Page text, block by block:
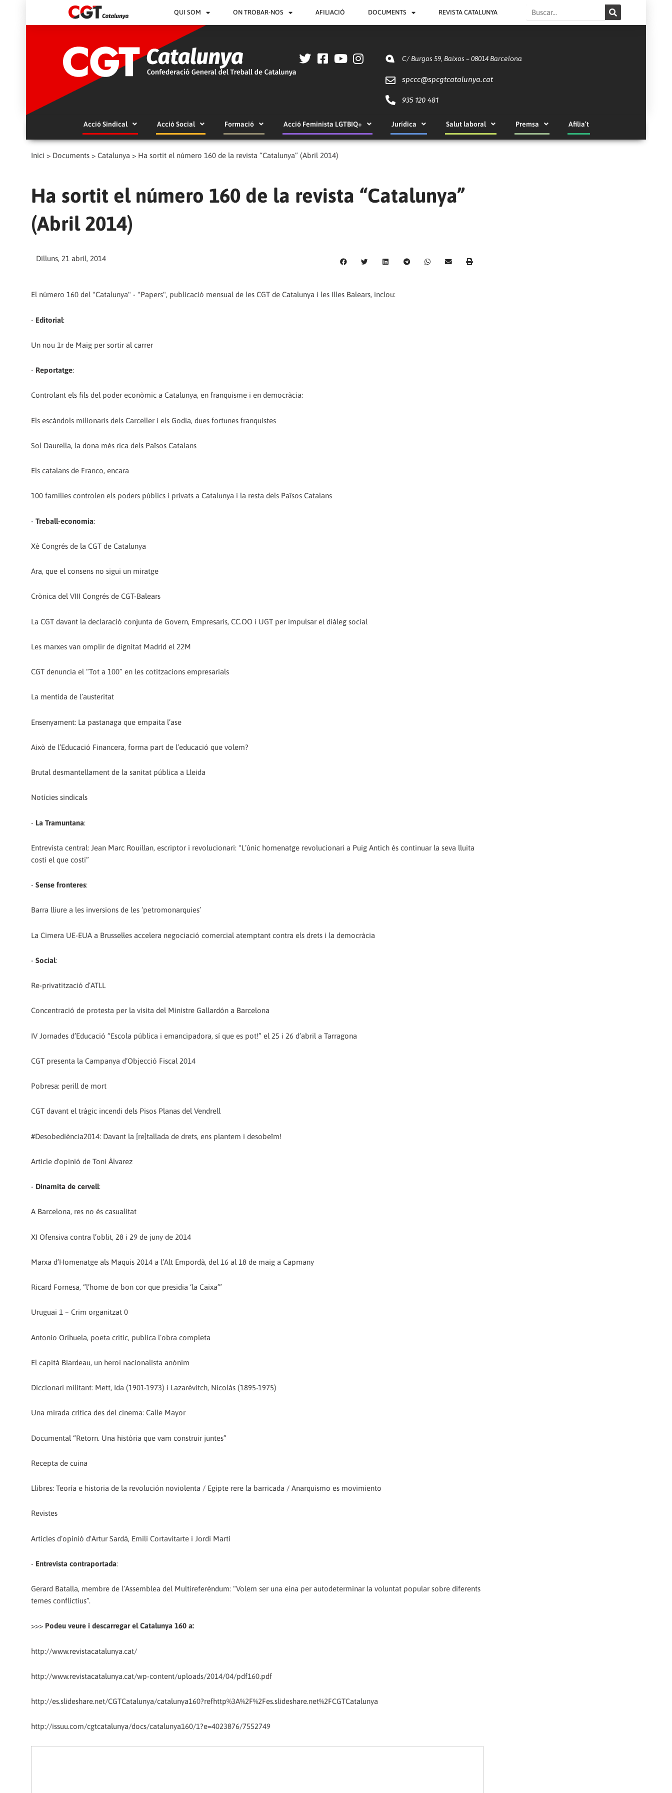
QUI SOM ON TROBAR-NOS AFILIACIÓ DOCUMENTS REVISTA CATALUNYA Search
C/ Burgos 59, Baixos – 08014 Barcelona
spccc@spcgtcatalunya.cat
935 120 481
Acció Sindical Acció Social Formació Acció Feminista LGTBIQ+ Jurídica Salut laboral Premsa Afilia’t
Inici > Documents > Catalunya > Ha sortit el número 160 de la revista “Catalunya” (Abril 2014)
Ha sortit el número 160 de la revista “Catalunya”
(Abril 2014)
Dilluns, 21 abril, 2014
El número 160 del "Catalunya" - "Papers", publicació mensual de les CGT de Catalunya i les Illes Balears, inclou:
- Editorial:
Un nou 1r de Maig per sortir al carrer
- Reportatge:
Controlant els fils del poder econòmic a Catalunya, en franquisme i en democràcia:
Els escàndols milionaris dels Carceller i els Godia, dues fortunes franquistes
Sol Daurella, la dona més rica dels Països Catalans
Els catalans de Franco, encara
100 famílies controlen els poders públics i privats a Catalunya i la resta dels Països Catalans
- Treball-economia:
Xè Congrés de la CGT de Catalunya
Ara, que el consens no sigui un miratge
Crònica del VIII Congrés de CGT-Balears
La CGT davant la declaració conjunta de Govern, Empresaris, CC.OO i UGT per impulsar el diàleg social
Les marxes van omplir de dignitat Madrid el 22M
CGT denuncia el “Tot a 100” en les cotitzacions empresarials
La mentida de l’austeritat
Ensenyament: La pastanaga que empaita l’ase
Això de l’Educació Financera, forma part de l’educació que volem?
Brutal desmantellament de la sanitat pública a Lleida
Notícies sindicals
- La Tramuntana:
Entrevista central: Jean Marc Rouillan, escriptor i revolucionari: "L’únic homenatge revolucionari a Puig Antich és continuar la seva lluita
costi el que costi”
- Sense fronteres:
Barra lliure a les inversions de les ‘petromonarquies’
La Cimera UE-EUA a Brussel·les accelera negociació comercial atemptant contra els drets i la democràcia
- Social:
Re-privatització d’ATLL
Concentració de protesta per la visita del Ministre Gallardón a Barcelona
IV Jornades d’Educació “Escola pública i emancipadora, sí que es pot!” el 25 i 26 d’abril a Tarragona
CGT presenta la Campanya d’Objecció Fiscal 2014
Pobresa: perill de mort
CGT davant el tràgic incendi dels Pisos Planas del Vendrell
#Desobediència2014: Davant la [re]tallada de drets, ens plantem i desobeïm!
Article d'opinió de Toni Àlvarez
- Dinamita de cervell:
A Barcelona, res no és casualitat
XI Ofensiva contra l’oblit, 28 i 29 de juny de 2014
Marxa d’Homenatge als Maquis 2014 a l’Alt Empordà, del 16 al 18 de maig a Capmany
Ricard Fornesa, “l’home de bon cor que presidia ‘la Caixa’”
Uruguai 1 – Crim organitzat 0
Antonio Orihuela, poeta crític, publica l’obra completa
El capità Biardeau, un heroi nacionalista anònim
Diccionari militant: Mett, Ida (1901-1973) i Lazarévitch, Nicolás (1895-1975)
Una mirada crítica des del cinema: Calle Mayor
Documental “Retorn. Una història que vam construir juntes”
Recepta de cuina
Llibres: Teoría e historia de la revolución noviolenta / Egipte rere la barricada / Anarquismo es movimiento
Revistes
Articles d’opinió d'Artur Sardà, Emili Cortavitarte i Jordi Martí
- Entrevista contraportada:
Gerard Batalla, membre de l’Assemblea del Multireferèndum: “Volem ser una eina per autodeterminar la voluntat popular sobre diferents
temes conflictius”.
>>> Podeu veure i descarregar el Catalunya 160 a:
http://www.revistacatalunya.cat/
http://www.revistacatalunya.cat/wp-content/uploads/2014/04/pdf160.pdf
http://es.slideshare.net/CGTCatalunya/catalunya160?refhttp%3A%2F%2Fes.slideshare.net%2FCGTCatalunya
http://issuu.com/cgtcatalunya/docs/catalunya160/1?e=4023876/7552749